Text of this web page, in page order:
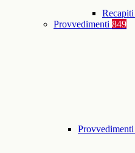
Provvedimenti 849